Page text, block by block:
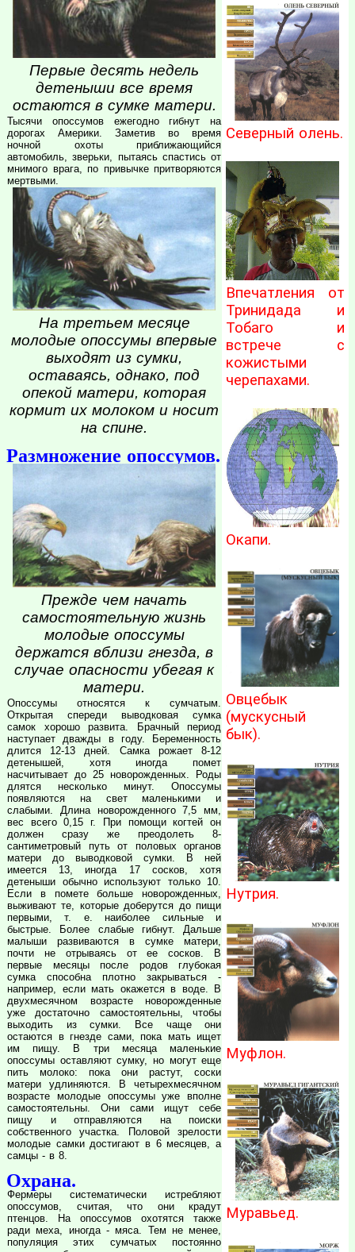
Первые десять недель
детеныши все время
остаются в сумке матери.
Тысячи опоссумов ежегодно гибнут на
дорогах Америки. Заметив во время
ночной охоты приближающийся
автомобиль, зверьки, пытаясь спастись от
мнимого врага, по привычке притворяются
мертвыми.
На третьем месяце
молодые опоссумы впервые
выходят из сумки,
оставаясь, однако, под
опекой матери, которая
кормит их молоком и носит
на спине.
Размножение опоссумов.
Прежде чем начать
самостоятельную жизнь
молодые опоссумы
держатся вблизи гнезда, в
случае опасности убегая к
матери.
Опоссумы относятся к сумчатым.
Открытая спереди выводковая сумка
самок хорошо развита. Брачный период
наступает дважды в году. Беременность
длится 12-13 дней. Самка рожает 8-12
детенышей, хотя иногда помет
насчитывает до 25 новорожденных. Роды
длятся несколько минут. Опоссумы
появляются на свет маленькими и
слабыми. Длина новорожденного 7,5 мм,
вес всего 0,15 г. При помощи когтей он
должен сразу же преодолеть 8-
сантиметровый путь от половых органов
матери до выводковой сумки. В ней
имеется 13, иногда 17 сосков, хотя
детеныши обычно используют только 10.
Если в помете больше новорожденных,
выживают те, которые доберутся до пищи
первыми, т. е. наиболее сильные и
быстрые. Более слабые гибнут. Дальше
малыши развиваются в сумке матери,
почти не отрываясь от ее сосков. В
первые месяцы после родов глубокая
сумка способна плотно закрываться -
например, если мать окажется в воде. В
двухмесячном возрасте новорожденные
уже достаточно самостоятельны, чтобы
выходить из сумки. Все чаще они
остаются в гнезде сами, пока мать ищет
им пищу. В три месяца маленькие
опоссумы оставляют сумку, но могут еще
пить молоко: пока они растут, соски
матери удлиняются. В четырехмесячном
возрасте молодые опоссумы уже вполне
самостоятельны. Они сами ищут себе
пищу и отправляются на поиски
собственного участка. Половой зрелости
молодые самки достигают в 6 месяцев, а
самцы - в 8.
Охрана.
Фермеры систематически истребляют
опоссумов, считая, что они крадут
птенцов. На опоссумов охотятся также
ради меха, иногда - мяса. Тем не менее,
популяция этих сумчатых постоянно
Северный олень.
Впечатления от
Тринидада и
Тобаго и
встрече с
кожистыми
черепахами.
Окапи.
Овцебык
(мускусный
бык).
Нутрия.
Муфлон.
Муравьед.